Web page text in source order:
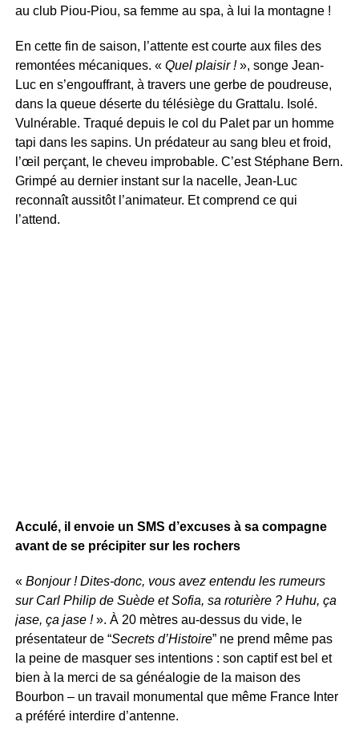
au club Piou-Piou, sa femme au spa, à lui la montagne !
En cette fin de saison, l’attente est courte aux files des
remontées mécaniques. « Quel plaisir !», songe Jean-
Luc en s’engouffrant, à travers une gerbe de poudreuse,
dans la queue déserte du télésiège du Grattalu. Isolé.
Vulnérable. Traqué depuis le col du Palet par un homme
tapi dans les sapins. Un prédateur au sang bleu et froid,
l’œil perçant, le cheveu improbable. C’est Stéphane Bern.
Grimpé au dernier instant sur la nacelle, Jean-Luc
reconnaît aussitôt l’animateur. Et comprend ce qui
l’attend.
Acculé, il envoie un SMS d’excuses à sa compagne
avant de se précipiter sur les rochers
« Bonjour ! Dites-donc, vous avez entendu les rumeurs
sur Carl Philip de Suède et Sofia, sa roturière ? Huhu, ça
jase, ça jase !». À 20 mètres au-dessus du vide, le
présentateur de “Secrets d’Histoire” ne prend même pas
la peine de masquer ses intentions : son captif est bel et
bien à la merci de sa généalogie de la maison des
Bourbon – un travail monumental que même France Inter
a préféré interdire d’antenne.